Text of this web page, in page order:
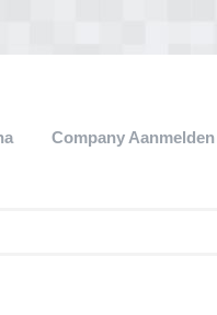
Company Aanmelden